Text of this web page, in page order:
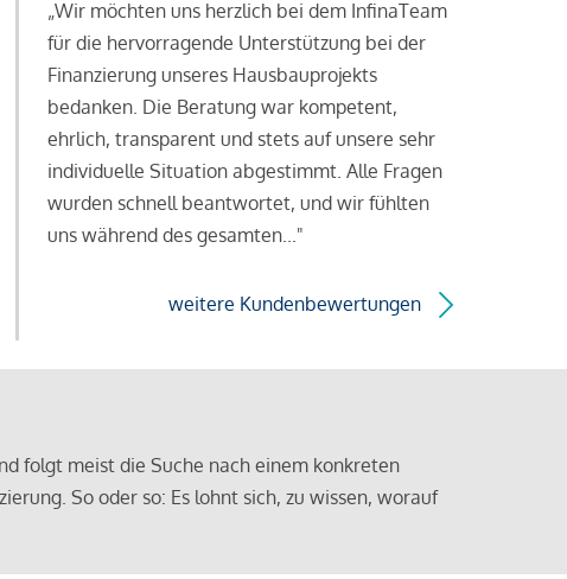
„Wir möchten uns herzlich bei dem InfinaTeam
für die hervorragende Unterstützung bei der
Finanzierung unseres Hausbauprojekts
bedanken. Die Beratung war kompetent,
ehrlich, transparent und stets auf unsere sehr
individuelle Situation abgestimmt. Alle Fragen
wurden schnell beantwortet, und wir fühlten
uns während des gesamten..."
weitere Kundenbewertungen
folgt meist die Suche nach einem konkreten
So oder so: Es lohnt sich, zu wissen, worauf